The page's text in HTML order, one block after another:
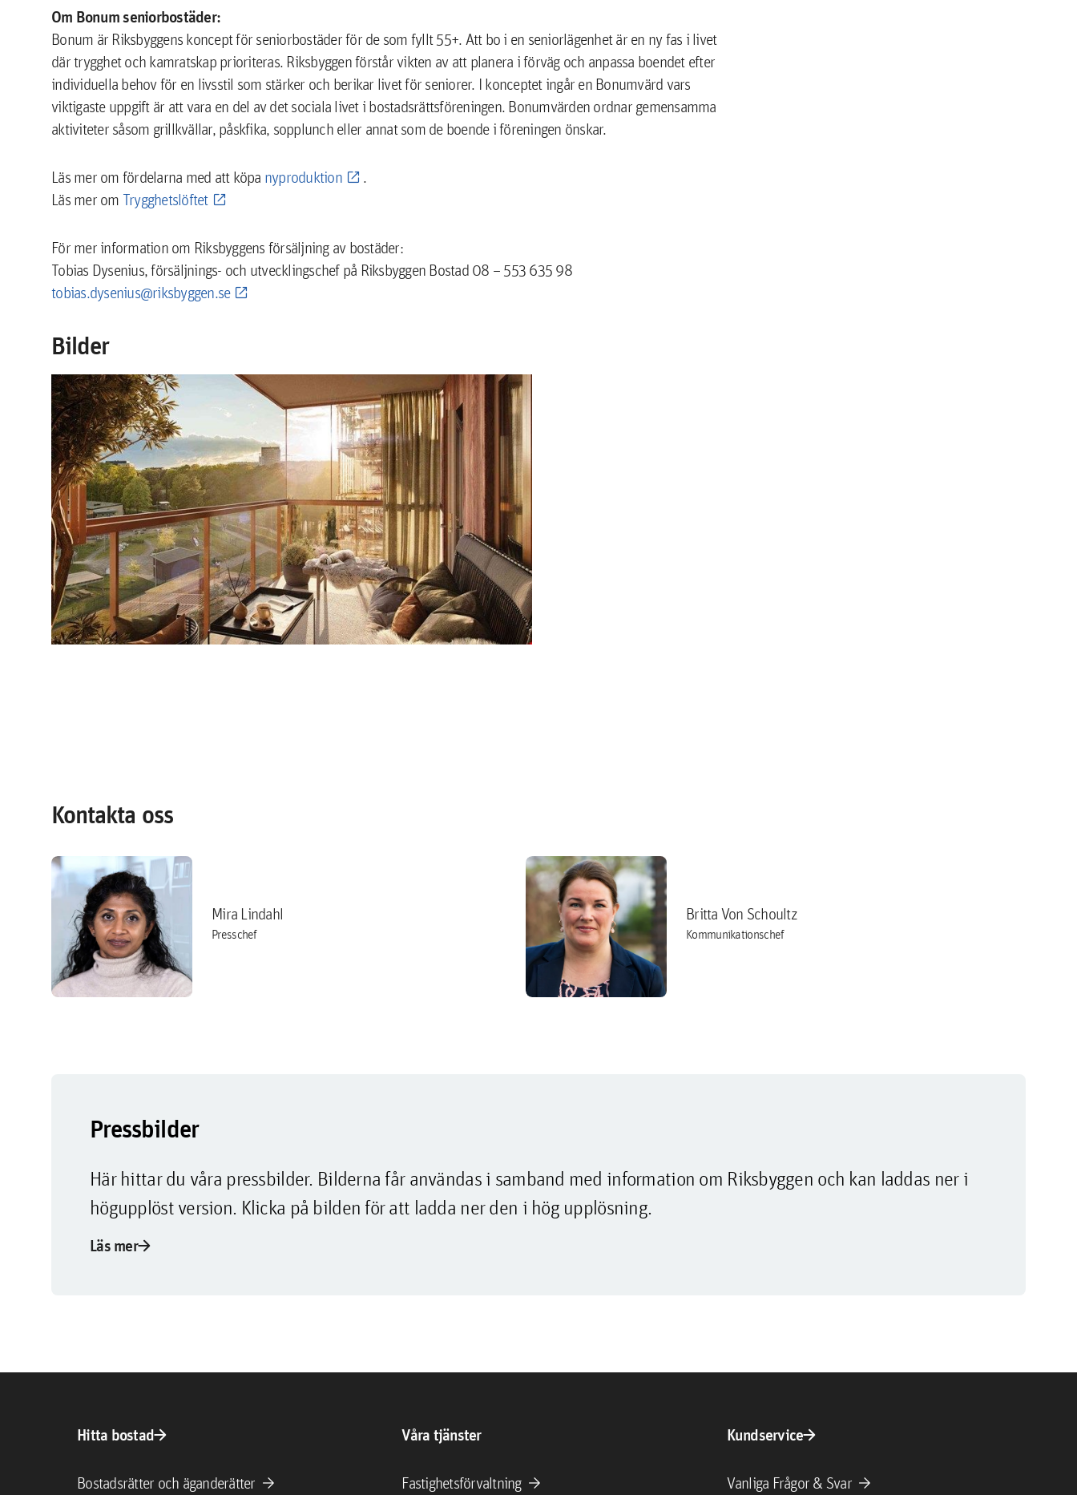
Om Bonum seniorbostäder:
Bonum är Riksbyggens koncept för seniorbostäder för de som fyllt 55+. Att bo i en seniorlägenhet är en ny fas i livet
där trygghet och kamratskap prioriteras. Riksbyggen förstår vikten av att planera i förväg och anpassa boendet efter
individuella behov för en livsstil som stärker och berikar livet för seniorer. I konceptet ingår en Bonumvärd vars
viktigaste uppgift är att vara en del av det sociala livet i bostadsrättsföreningen. Bonumvärden ordnar gemensamma
aktiviteter såsom grillkvällar, påskfika, sopplunch eller annat som de boende i föreningen önskar.
Läs mer om fördelarna med att köpa nyproduktion
.
Läs mer om Trygghetslöftet
För mer information om Riksbyggens försäljning av bostäder:
Tobias Dysenius, försäljnings- och utvecklingschef på Riksbyggen Bostad 08 – 553 635 98
tobias.dysenius@riksbyggen.se
Bilder
Kontakta oss
Mira Lindahl
Presschef
Britta Von Schoultz
Kommunikationschef
Pressbilder
Här hittar du våra pressbilder. Bilderna får användas i samband med information om Riksbyggen och kan laddas ner i
högupplöst version. Klicka på bilden för att ladda ner den i hög upplösning.
Läs merarrow_forward
Hitta bostadarrow_forward
Bostadsrätter och äganderätter arrow_forward
Våra tjänster
Fastighetsförvaltning arrow_forward
Kundservicearrow_forward
Vanliga Frågor & Svar arrow_forward